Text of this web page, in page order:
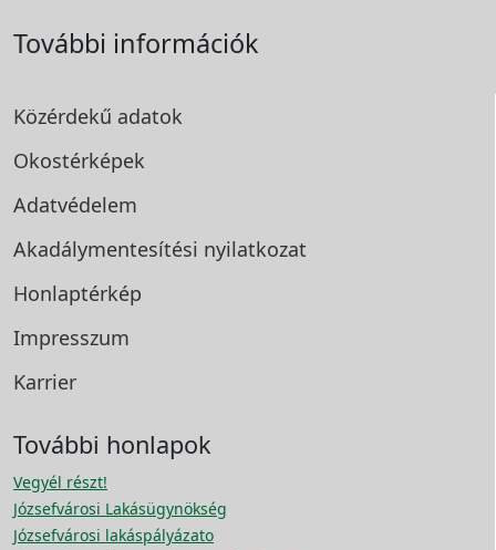
További információk
Közérdekű adatok
Okostérképek
Adatvédelem
Akadálymentesítési nyilatkozat
Honlaptérkép
Impresszum
Karrier
További honlapok
Vegyél részt!
Józsefvárosi Lakásügynökség
Józsefvárosi lakáspályázato